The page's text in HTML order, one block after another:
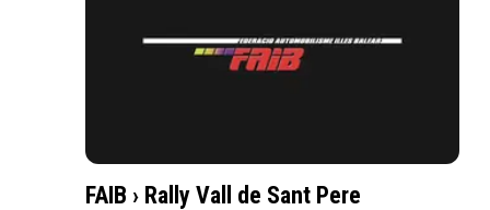
FAIB › Rally Vall de Sant Pere